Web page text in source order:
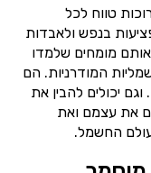
טווח לכל
בנפש ולאבדות
מומחים שלמדו
המודרניות. הם
יכולים להבין את
את עצמם ואת
החשמל.